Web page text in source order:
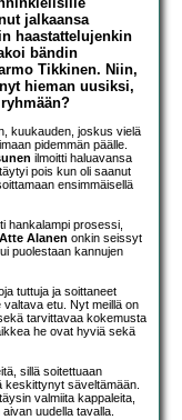
jalkaansa
haastattelujenkin
bändin
Tikkinen. Niin,
hieman uusiksi,
kuukauden, joskus vielä
pidemmän päälle.
ilmoitti haluavansa
pois kun oli saanut
ensimmäisellä
hankalampi prosessi,
Atte Alanen onkin seissyt
puolestaan kannujen
tuttuja ja soittaneet
etu. Nyt meillä on
tarvittavaa kokemusta
he ovat hyviä sekä
sillä soitettuaan
keskittynyt säveltämään.
valmiita kappaleita,
uudella tavalla.